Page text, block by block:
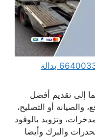
ونش كرين سطحة ام الهيمان 66400336 بدالة
إلى تقديم أفضل
والصيانة أو التصليح،
وتزويد بالوقود
والبرك وأيضا